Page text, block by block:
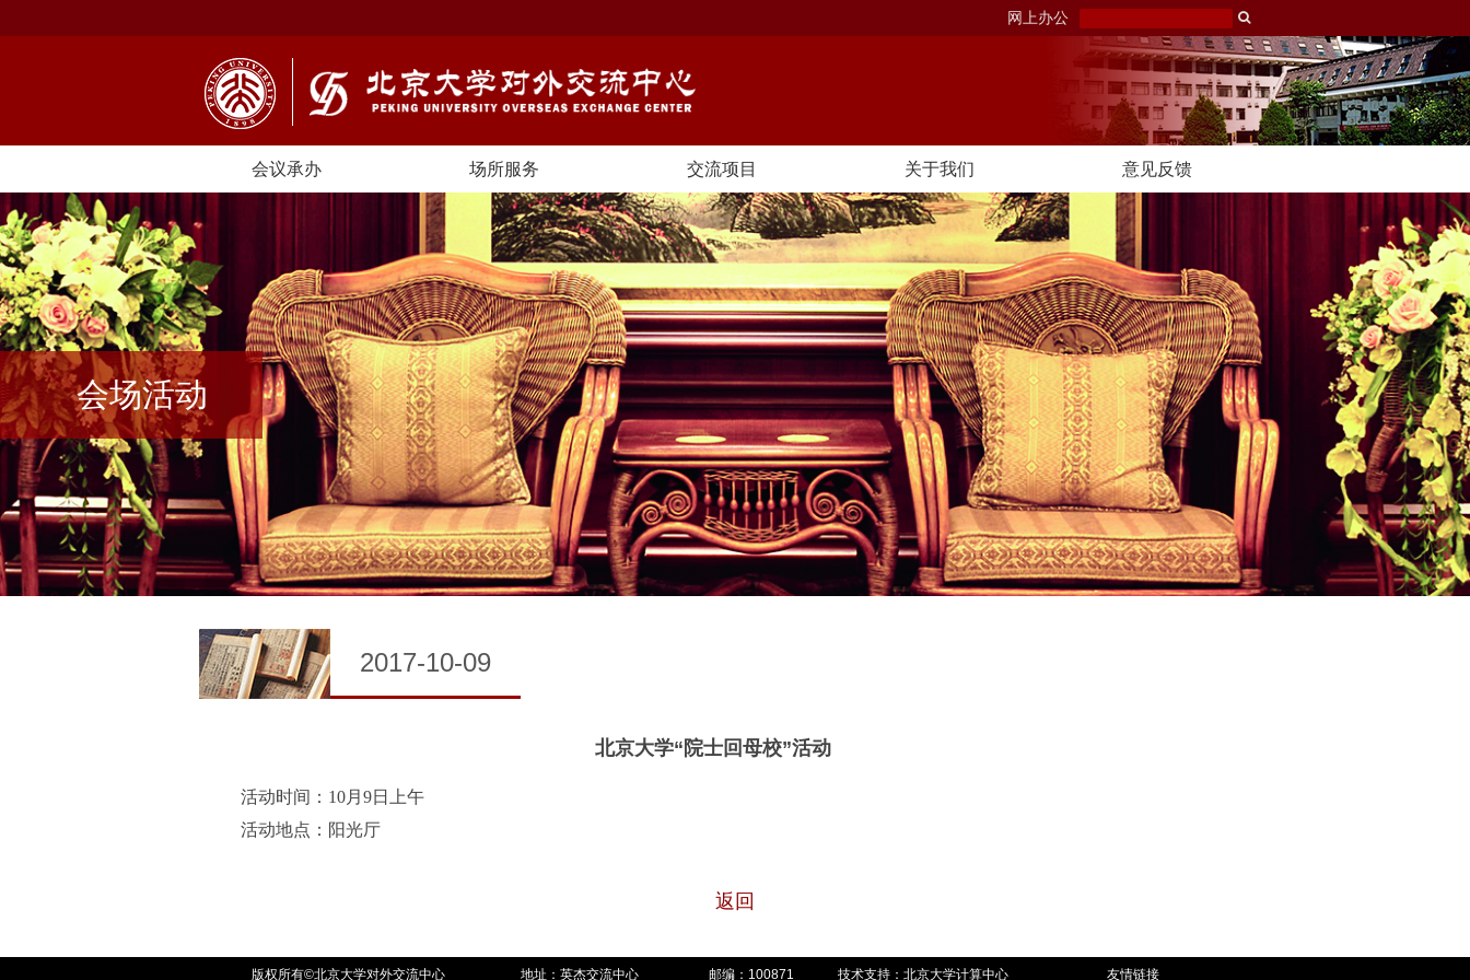
网上办公
会议承办 场所服务 交流项目 关于我们 意见反馈
会场活动
2017-10-09
北京大学“院士回母校”活动
活动时间：10月9日上午
活动地点：阳光厅
返回
版权所有©北京大学对外交流中心 地址：英杰交流中心 邮编：100871 技术支持：北京大学计算中心 友情链接